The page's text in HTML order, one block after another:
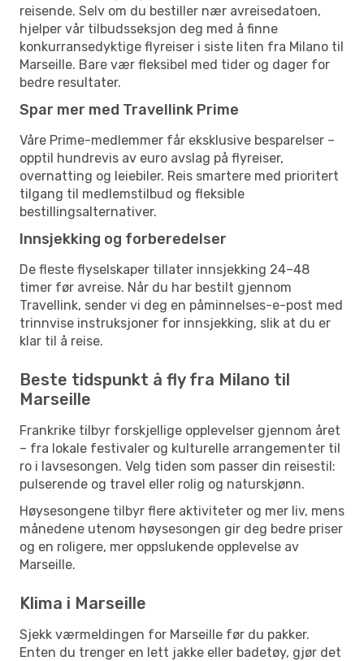
reisende. Selv om du bestiller nær avreisedatoen,
hjelper vår tilbudsseksjon deg med å finne
konkurransedyktige flyreiser i siste liten fra Milano til
Marseille. Bare vær fleksibel med tider og dager for
bedre resultater.
Spar mer med Travellink Prime
Våre Prime-medlemmer får eksklusive besparelser –
opptil hundrevis av euro avslag på flyreiser,
overnatting og leiebiler. Reis smartere med prioritert
tilgang til medlemstilbud og fleksible
bestillingsalternativer.
Innsjekking og forberedelser
De fleste flyselskaper tillater innsjekking 24–48
timer før avreise. Når du har bestilt gjennom
Travellink, sender vi deg en påminnelses-e-post med
trinnvise instruksjoner for innsjekking, slik at du er
klar til å reise.
Beste tidspunkt å fly fra Milano til
Marseille
Frankrike tilbyr forskjellige opplevelser gjennom året
– fra lokale festivaler og kulturelle arrangementer til
ro i lavsesongen. Velg tiden som passer din reisestil:
pulserende og travel eller rolig og naturskjønn.
Høysesongene tilbyr flere aktiviteter og mer liv, mens
månedene utenom høysesongen gir deg bedre priser
og en roligere, mer oppslukende opplevelse av
Marseille.
Klima i Marseille
Sjekk værmeldingen for Marseille før du pakker.
Enten du trenger en lett jakke eller badetøy, gjør det